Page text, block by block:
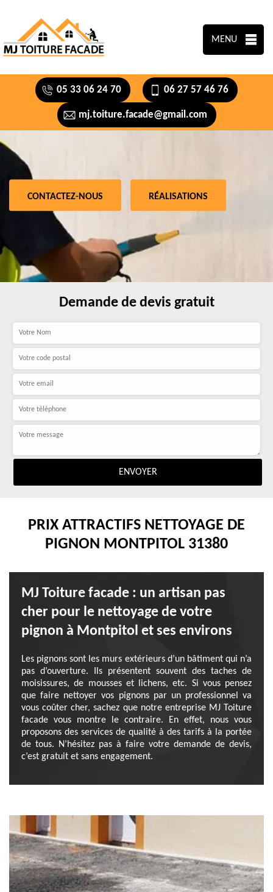
MENU
05 33 06 24 70 06 27 57 46 76
mj.toiture.facade@gmail.com
CONTACTEZ-NOUS RÉALISATIONS
Demande de devis gratuit
PRIX ATTRACTIFS NETTOYAGE DE
PIGNON MONTPITOL 31380
MJ Toiture facade : un artisan pas
cher pour le nettoyage de votre
pignon à Montpitol et ses environs
Les pignons sont les murs extérieurs d’un bâtiment qui n’a
pas d’ouverture. Ils présentent souvent des taches de
moisissures, de mousses et lichens, etc. Si vous pensez
que faire nettoyer vos pignons par un professionnel va
vous coûter cher, sachez que notre entreprise MJ Toiture
facade vous montre le contraire. En effet, nous vous
proposons des services de qualité à des tarifs à la portée
de tous. N’hésitez pas à faire votre demande de devis,
c’est gratuit et sans engagement.